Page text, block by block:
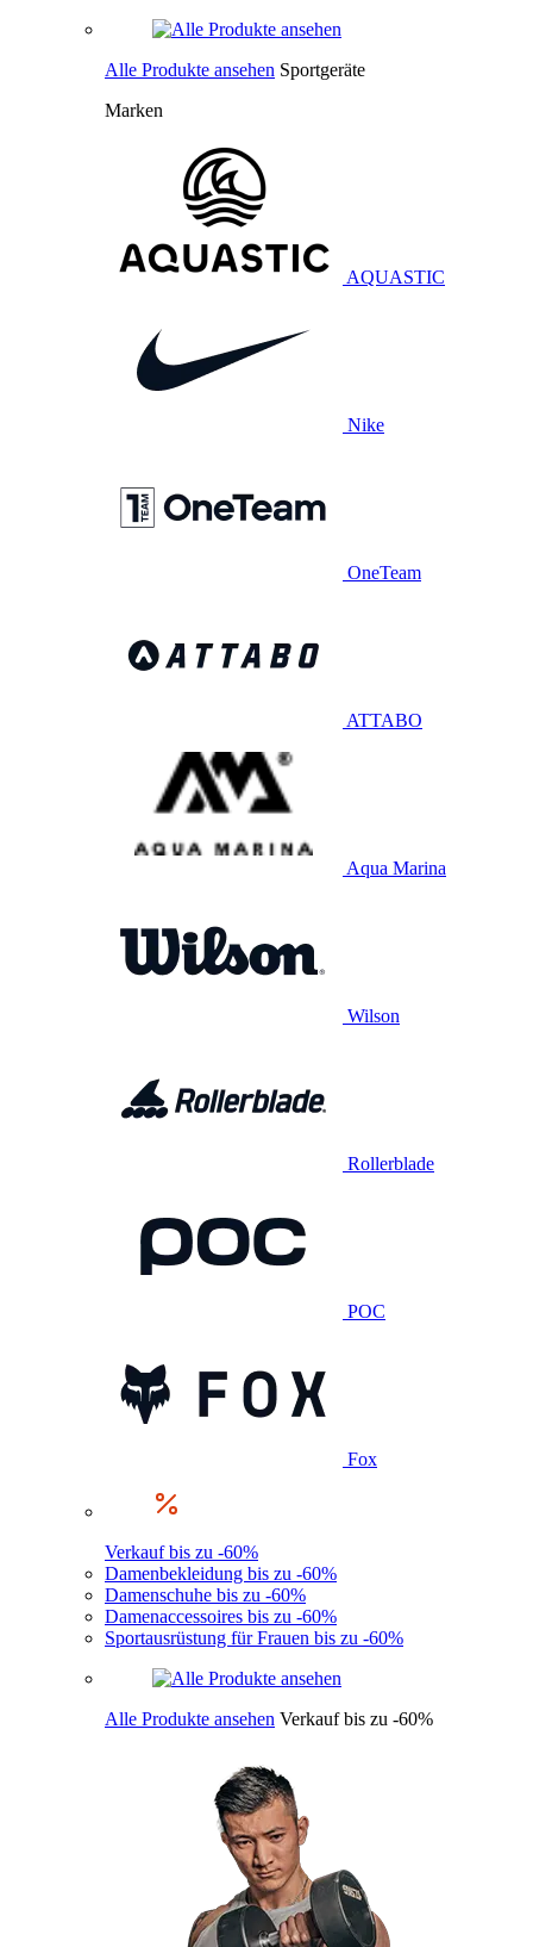
Alle Produkte ansehen Sportgeräte
Marken
AQUASTIC
Nike
OneTeam
ATTABO
Aqua Marina
Wilson
Rollerblade
POC
Fox
Verkauf bis zu -60%
Damenbekleidung bis zu -60%
Damenschuhe bis zu -60%
Damenaccessoires bis zu -60%
Sportausrüstung für Frauen bis zu -60%
Alle Produkte ansehen Verkauf bis zu -60%